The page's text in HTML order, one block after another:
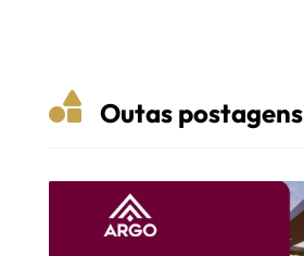
 Outas postagens